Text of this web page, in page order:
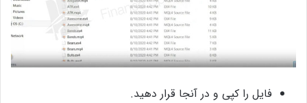
فایل را کپی و در آنجا قرار دهید.